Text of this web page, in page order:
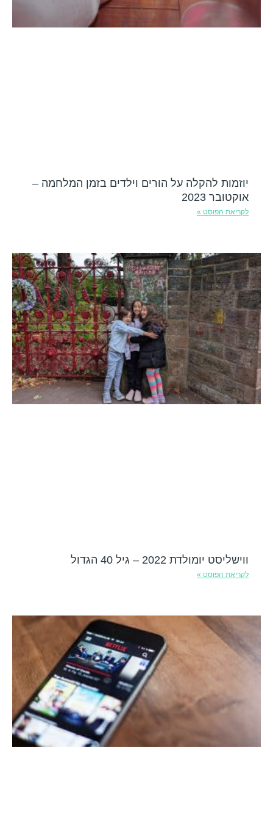
יוזמות להקלה על הורים וילדים בזמן המלחמה –
אוקטובר 2023
לקריאת הפוסט »
ווישליסט יומולדת 2022 – גיל 40 הגדול
לקריאת הפוסט »